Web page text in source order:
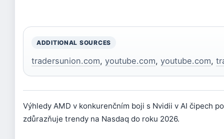
ADDITIONAL SOURCES
tradersunion.com, youtube.com, youtube.com,
Výhledy AMD v konkurenčním boji s Nvidii v AI čipech
zdůrazňuje trendy na Nasdaq do roku 2026.